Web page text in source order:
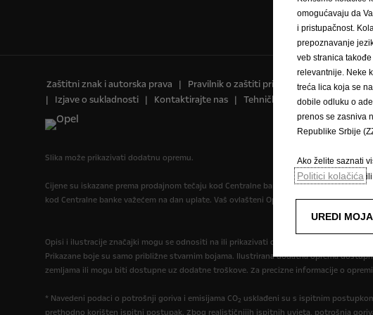
Zaštitni znak i autorska prava Pravilnik o zaštiti privatnosti Pravilnik o
Izjave o sukladnosti
Kontaktirajte nas Tehničke informacije
Slika može prikazivati dodatnu opremu.
Cijene su iskazane prema prodajnom tečaju kod Centralne banke BIH od 1,95583 KM
kod Centralne banke važećem na dan uplate. Vaš ovlašteni Opel partner može Vam
Opisi i ilustracije značajki mogu se odnositi na ili prikazivati dodatnu opremu koja
Prikazane boje su samo približne stvarnim bojama. Ilustrirana dodatna oprema
zemljama ili mogu biti dostupne uz dodatne troškove. Za precizne informacije o
* Navedeni podaci o potrošnji goriva i emisijama CO2 usklađeni su s ispitnim
prethodno korišten ispitni postupak. Zbog realističnijih ispitnih uvjeta, potrošnja
omogućavaju da
i pristupačnost.
prepoznavanje
veb stranica
relevantnije. Neke
treća lica koja se
dobile odluku o
prenos se zasniva
Republike Srbije
Ako želite saznati
Politici kolačića
UREDI